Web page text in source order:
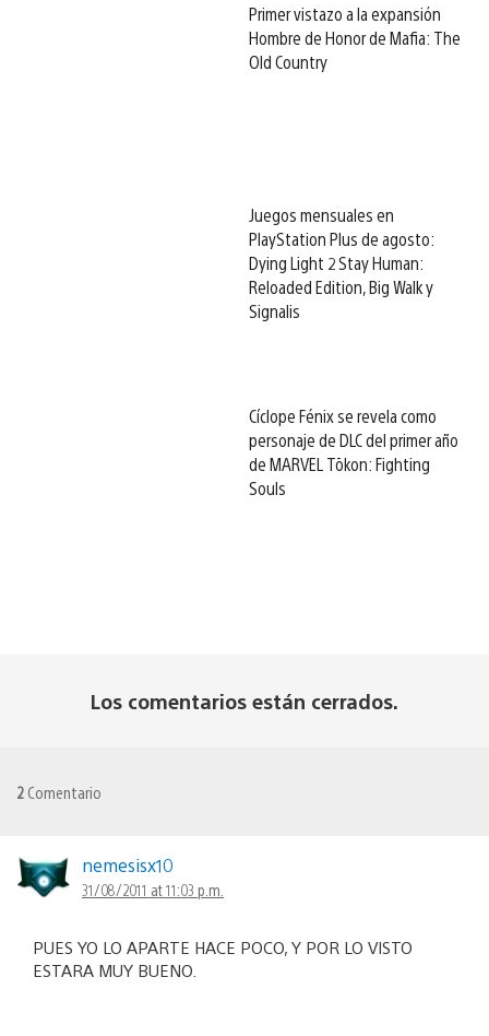
Primer vistazo a la expansión
Hombre de Honor de Mafia: The
Old Country
Juegos mensuales en
PlayStation Plus de agosto:
Dying Light 2 Stay Human:
Reloaded Edition, Big Walk y
Signalis
Cíclope Fénix se revela como
personaje de DLC del primer año
de MARVEL Tōkon: Fighting
Souls
Los comentarios están cerrados.
2 Comentario
nemesisx10
31/08/2011 at 11:03 p.m.
PUES YO LO APARTE HACE POCO, Y POR LO VISTO
ESTARA MUY BUENO.